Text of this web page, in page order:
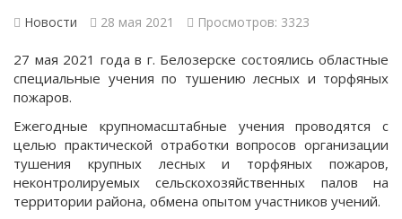
Новости 28 мая 2021 Просмотров: 3323
27 мая 2021 года в г. Белозерске состоялись областные
специальные учения по тушению лесных и торфяных
пожаров.
Ежегодные крупномасштабные учения проводятся с
целью практической отработки вопросов организации
тушения крупных лесных и торфяных пожаров,
неконтролируемых сельскохозяйственных палов на
территории района, обмена опытом участников учений.